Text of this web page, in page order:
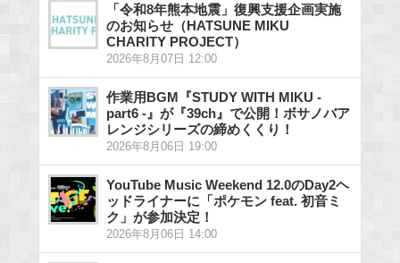
「令和8年熊本地震」復興支援企画実施
のお知らせ（HATSUNE MIKU
CHARITY PROJECT）
2026年8月07日 12:00
作業用BGM『STUDY WITH MIKU -
part6 -』が『39ch』で公開！ボサノバア
レンジシリーズの締めくくり！
2026年8月06日 19:00
YouTube Music Weekend 12.0のDay2ヘ
ッドライナーに「ポケモン feat. 初音ミ
ク」が参加決定！
2026年8月06日 14:00